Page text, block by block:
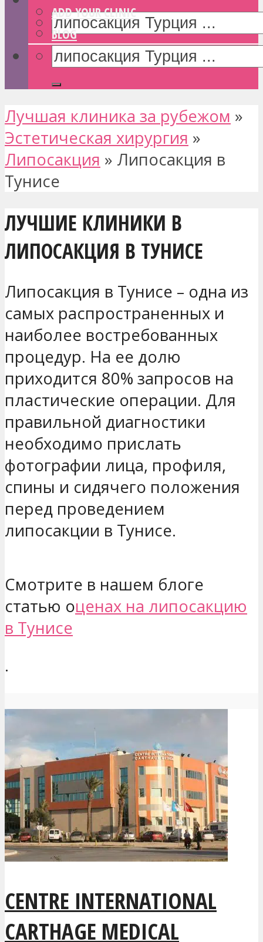
ADD YOUR CLINIC
BLOG
Лучшая клиника за рубежом »
Эстетическая хирургия »
Липосакция » Липосакция в
Тунисе
ЛУЧШИЕ КЛИНИКИ В
ЛИПОСАКЦИЯ В ТУНИСЕ
Липосакция в Тунисе – одна из
самых распространенных и
наиболее востребованных
процедур. На ее долю
приходится 80% запросов на
пластические операции. Для
правильной диагностики
необходимо прислать
фотографии лица, профиля,
спины и сидячего положения
перед проведением
липосакции в Тунисе.
Смотрите в нашем блоге
статью оценах на липосакцию
в Тунисе
.
CENTRE INTERNATIONAL
CARTHAGE MEDICAL